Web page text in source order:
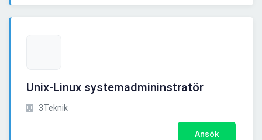
Unix-Linux systemadmininstratör
3Teknik
Ansök